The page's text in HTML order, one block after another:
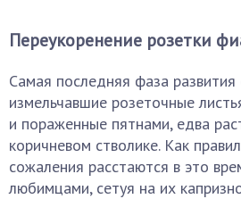
Переукоренение розетки
Самая последняя фаза развития
измельчавшие розеточные
и пораженные пятнами, едва
коричневом стволике. Как
сожаления расстаются в это
любимцами, сетуя на их